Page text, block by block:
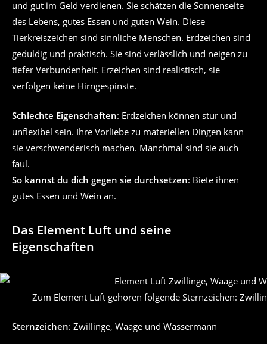
und gut im Geld verdienen. Sie schätzen die Sonnenseite
des Lebens, gutes Essen und guten Wein. Diese
Tierkreiszeichen sind sinnliche Menschen. Erdzeichen sind
geduldig und praktisch. Sie sind verlässlich und neigen zu
tiefer Verbundenheit. Erzeichen sind realistisch, sie
verfolgen keine Hirngespinste.
Schlechte Eigenschaften: Erdzeichen können stur und
unflexibel sein. Ihre Vorliebe zu materiellen Dingen kann
sie verschwenderisch machen. Manchmal sind sie auch
faul.
So kannst du dich gegen sie durchsetzen: Biete ihnen
gutes Essen und Wein an.
Das Element Luft und seine
Eigenschaften
Zum Element Luft gehören folgende Sternzeichen:
Sternzeichen: Zwillinge, Waage und Wassermann